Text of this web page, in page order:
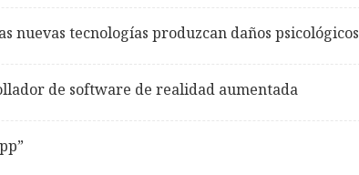
nuevas tecnologías produzcan daños psicológicos
de software de realidad aumentada